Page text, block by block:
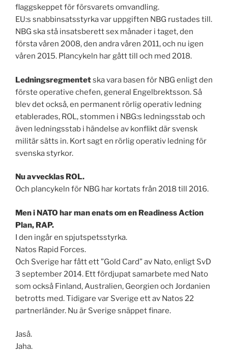
flaggskeppet för försvarets omvandling.
EU:s snabbinsatsstyrka var uppgiften NBG rustades till.
NBG ska stå insatsberett sex månader i taget, den
första våren 2008, den andra våren 2011, och nu igen
våren 2015. Plancykeln har gått till och med 2018.
Ledningsregmentetska vara basen för NBG enligt den
förste operative chefen, general Engelbrektsson. Så
blev det också, en permanent rörlig operativ ledning
etablerades, ROL, stommen i NBG:s ledningsstab och
även ledningsstab i händelse av konflikt där svensk
militär sätts in. Kort sagt en rörlig operativ ledning för
svenska styrkor.
Nu avvecklas ROL.
Och plancykeln för NBG har kortats från 2018 till 2016.
Men i NATO har man enats om en Readiness Action
Plan, RAP.
I den ingår en spjutspetsstyrka.
Natos Rapid Forces.
Och Sverige har fått ett ”Gold Card” av Nato, enligt SvD
3 september 2014. Ett fördjupat samarbete med Nato
som också Finland, Australien, Georgien och Jordanien
betrotts med. Tidigare var Sverige ett av Natos 22
partnerländer. Nu är Sverige snäppet finare.
Jaså.
Jaha.